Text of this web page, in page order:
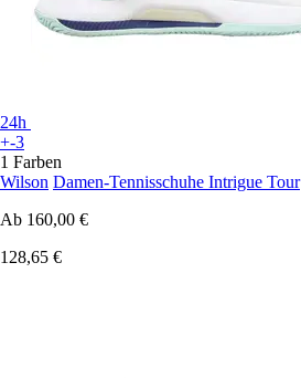
24h
+-3
1 Farben
Wilson Damen-Tennisschuhe Intrigue Tour
Ab 160,00 €
128,65 €